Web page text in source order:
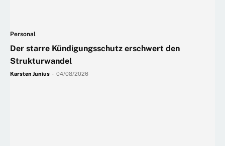
Personal
Der starre Kündigungsschutz erschwert den
Strukturwandel
Karsten Junius 04/08/2026